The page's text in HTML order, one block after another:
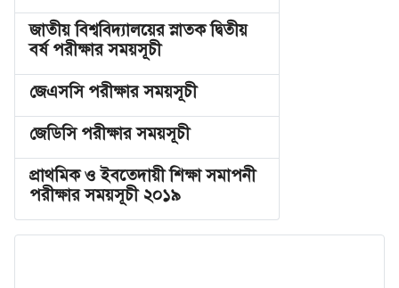
জাতীয় বিশ্ববিদ্যালয়ের স্নাতক দ্বিতীয়
বর্ষ পরীক্ষার সময়সূচী
জেএসসি পরীক্ষার সময়সূচী
জেডিসি পরীক্ষার সময়সূচী
প্রাথমিক ও ইবতেদায়ী শিক্ষা সমাপনী
পরীক্ষার সময়সূচী ২০১৯